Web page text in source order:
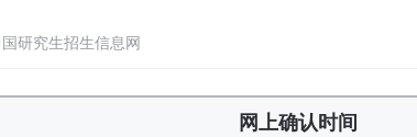
研究生招生信息网
网上确认时间